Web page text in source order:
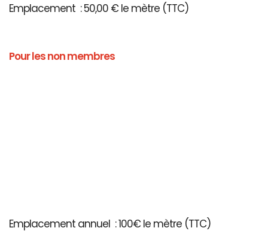
Emplacement : 50,00 € le mètre (TTC)
Pour les non membres
Emplacement annuel : 100€ le mètre (TTC)